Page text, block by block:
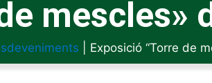
mescles»
Exposició “Torre de